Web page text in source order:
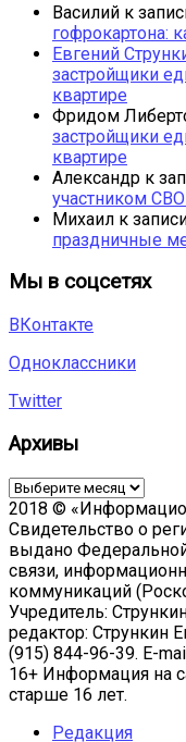
Василий к
гофрокартона:
Евгений
застройщики
квартире
Фридом
застройщики
квартире
Александр к
участником
Михаил к
праздничные
Мы в соцсетях
ВКонтакте
Одноклассники
Twitter
Архивы
Архивы
2018 ©
Свидетельство о
выдано
связи,
коммуникаций
Учредитель:
редактор: Стрункин
(915) 844-96-39. E-
16+ Информация на
старше 16 лет.
Редакция